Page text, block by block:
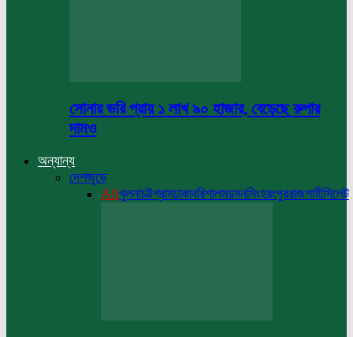
সোনার ভরি প্রায় ১ লাখ ৯০ হাজার, বেড়েছে রুপার
দামও
অন্যান্য
দেশজুড়ে
Allখুলনাচট্টগ্রামঢাকাবরিশালময়মনসিংহরংপুররাজশাহীসিলেট